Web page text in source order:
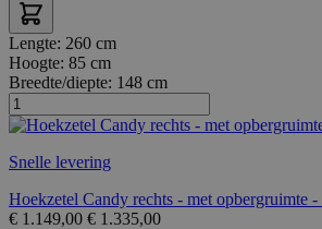
Lengte: 260 cm
Hoogte: 85 cm
Breedte/diepte: 148 cm
Snelle levering
Hoekzetel Candy rechts - met opbergruimte
€ 1.149,00 € 1.335,00